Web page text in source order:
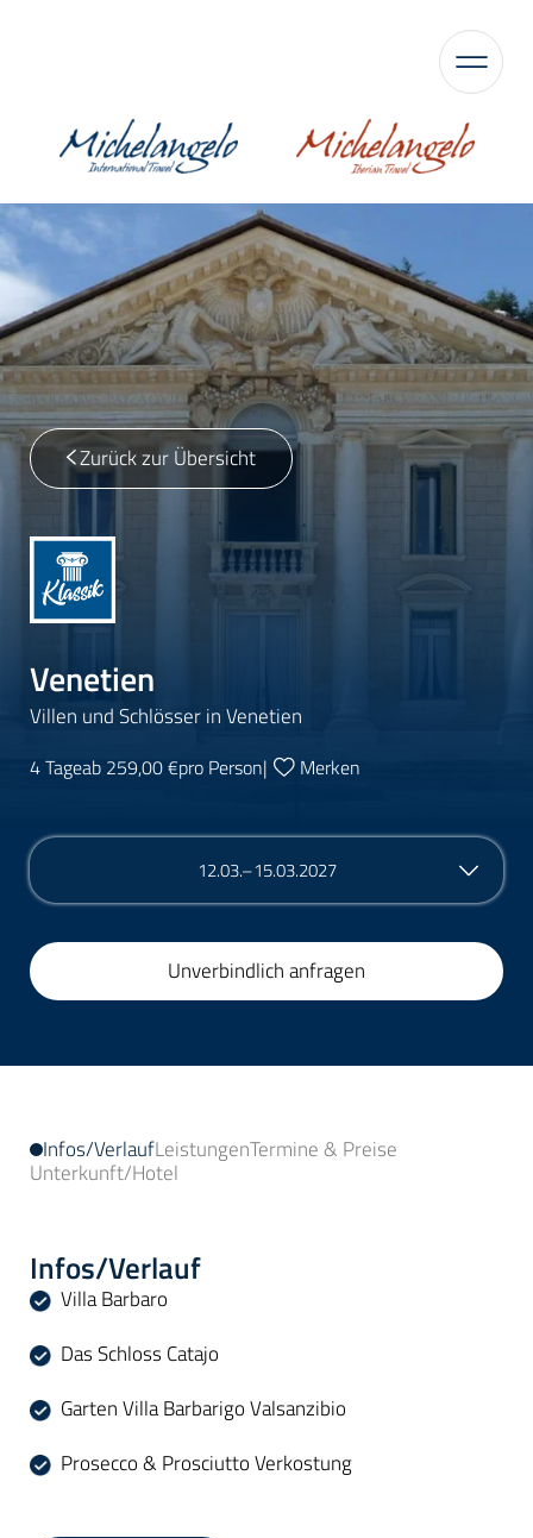
Zurück zur Übersicht
Venetien
Villen und Schlösser in Venetien
4 Tageab 259,00 €pro Person| Merken
12.03.–15.03.2027
Unverbindlich anfragen
Infos/VerlaufLeistungenTermine & Preise
Unterkunft/Hotel
Infos/Verlauf
Villa Barbaro
Das Schloss Catajo
Garten Villa Barbarigo Valsanzibio
Prosecco & Prosciutto Verkostung